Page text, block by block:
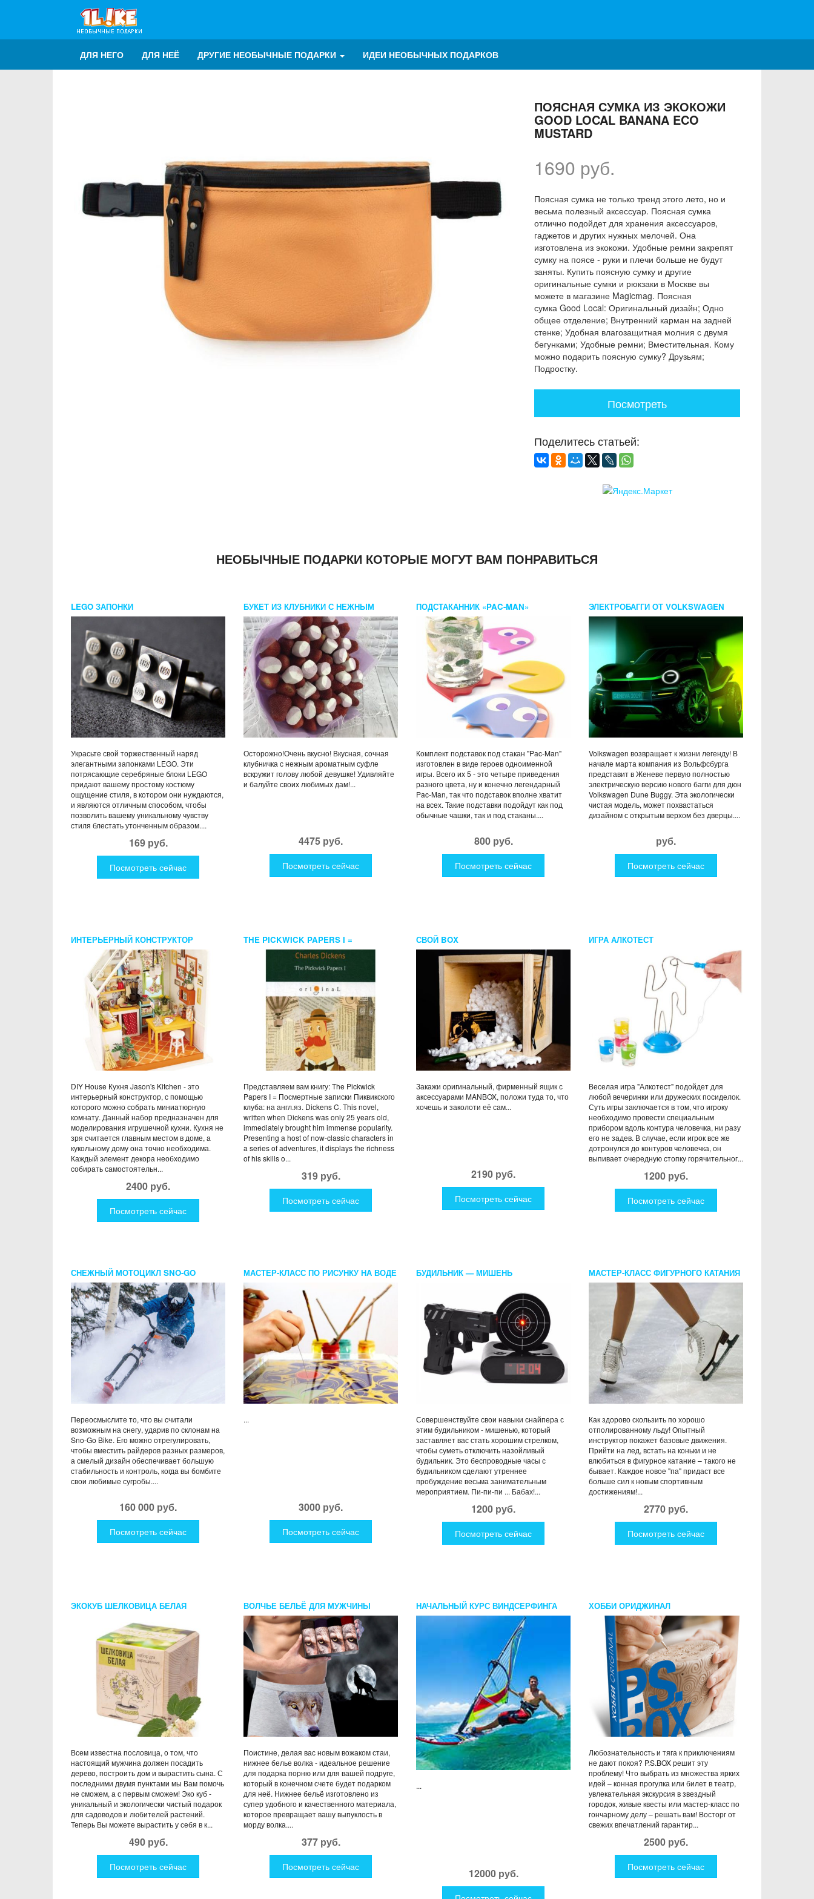
ДЛЯ НЕГО ДЛЯ НЕЁ ДРУГИЕ НЕОБЫЧНЫЕ ПОДАРКИ ИДЕИ НЕОБЫЧНЫХ ПОДАРКОВ
ПОЯСНАЯ СУМКА ИЗ ЭКОКОЖИ
GOOD LOCAL BANANA ECO
MUSTARD
1690 руб.
Поясная сумка не только тренд этого лето, но и
весьма полезный аксессуар. Поясная сумка
отлично подойдет для хранения аксессуаров,
гаджетов и других нужных мелочей. Она
изготовлена из экокожи. Удобные ремни закрепят
сумку на поясе - руки и плечи больше не будут
заняты. Купить поясную сумку и другие
оригинальные сумки и рюкзаки в Москве вы
можете в магазине Magicmag. Поясная
сумка Good Local: Оригинальный дизайн; Одно
общее отделение; Внутренний карман на задней
стенке; Удобная влагозащитная молния с двумя
бегунками; Удобные ремни; Вместительная. Кому
можно подарить поясную сумку? Друзьям;
Подростку.
Посмотреть
Поделитесь статьей:
НЕОБЫЧНЫЕ ПОДАРКИ КОТОРЫЕ МОГУТ ВАМ ПОНРАВИТЬСЯ
LEGO ЗАПОНКИ
Украсьте свой торжественный наряд
элегантными запонками LEGO. Эти
потрясающие серебряные блоки LEGO
придают вашему простому костюму
ощущение стиля, в котором они нуждаются,
и являются отличным способом, чтобы
позволить вашему уникальному чувству
стиля блестать утонченным образом....
169 руб.
Посмотреть сейчас
БУКЕТ ИЗ КЛУБНИКИ С НЕЖНЫМ
КЛУБНИЧНЫМ СУФЛЕ
Осторожно!Очень вкусно! Вкусная, сочная
клубничка с нежным ароматным суфле
вскружит голову любой девушке! Удивляйте
и балуйте своих любимых дам!...
4475 руб.
Посмотреть сейчас
ПОДСТАКАННИК «PAC-MAN»
Комплект подставок под стакан "Pac-Man"
изготовлен в виде героев одноименной
игры. Всего их 5 - это четыре приведения
разного цвета, ну и конечно легендарный
Pac-Man, так что подставок вполне хватит
на всех. Такие подставки подойдут как под
обычные чашки, так и под стаканы....
800 руб.
Посмотреть сейчас
ЭЛЕКТРОБАГГИ ОТ VOLKSWAGEN
Volkswagen возвращает к жизни легенду! В
начале марта компания из Вольфсбурга
представит в Женеве первую полностью
электрическую версию нового багги для дюн
Volkswagen Dune Buggy. Эта экологически
чистая модель, может похвастаться
дизайном с открытым верхом без дверцы....
руб.
Посмотреть сейчас
ИНТЕРЬЕРНЫЙ КОНСТРУКТОР
JASON’S KITCHEN
DIY House Кухня Jason's Kitchen - это
интерьерный конструктор, с помощью
которого можно собрать миниатюрную
комнату. Данный набор предназначен для
моделирования игрушечной кухни. Кухня не
зря считается главным местом в доме, а
кукольному дому она точно необходима.
Каждый элемент декора необходимо
собирать самостоятельн...
2400 руб.
Посмотреть сейчас
THE PICKWICK PAPERS I =
ПОСМЕРТНЫЕ ЗАПИСКИ
ПИКВИКСКОГО КЛУБА: НА АНГЛ.ЯЗ.
DICKENS C.
Представляем вам книгу: The Pickwick
Papers I = Посмертные записки Пиквикского
клуба: на англ.яз. Dickens C. This novel,
written when Dickens was only 25 years old,
immediately brought him immense popularity.
Presenting a host of now-classic characters in
a series of adventures, it displays the richness
of his skills o...
319 руб.
Посмотреть сейчас
СВОЙ BOX
Закажи оригинальный, фирменный ящик с
аксессуарами MANBOX, положи туда то, что
хочешь и заколоти её сам...
2190 руб.
Посмотреть сейчас
ИГРА АЛКОТЕСТ
Веселая игра "Алкотест" подойдет для
любой вечеринки или дружеских посиделок.
Суть игры заключается в том, что игроку
необходимо провести специальным
прибором вдоль контура человечка, ни разу
его не задев. В случае, если игрок все же
дотронулся до контуров человечка, он
выпивает очередную стопку горячительног...
1200 руб.
Посмотреть сейчас
СНЕЖНЫЙ МОТОЦИКЛ SNO-GO
Переосмыслите то, что вы считали
возможным на снегу, ударив по склонам на
Sno-Go Bike. Его можно отрегулировать,
чтобы вместить райдеров разных размеров,
а смелый дизайн обеспечивает большую
стабильность и контроль, когда вы бомбите
свои любимые сугробы....
160 000 руб.
Посмотреть сейчас
МАСТЕР-КЛАСС ПО РИСУНКУ НА ВОДЕ
(ЭБРУ)
...
3000 руб.
Посмотреть сейчас
БУДИЛЬНИК — МИШЕНЬ
Совершенствуйте свои навыки снайпера с
этим будильником - мишенью, который
заставляет вас стать хорошим стрелком,
чтобы суметь отключить назойливый
будильник. Это беспроводные часы с
будильником сделают утреннее
пробуждение весьма занимательным
мероприятием. Пи-пи-пи ... Бабах!...
1200 руб.
Посмотреть сейчас
МАСТЕР-КЛАСС ФИГУРНОГО КАТАНИЯ
Как здорово скользить по хорошо
отполированному льду! Опытный
инструктор покажет базовые движения.
Прийти на лед, встать на коньки и не
влюбиться в фигурное катание – такого не
бывает. Каждое новое "па" придаст все
больше сил к новым спортивным
достижениям!...
2770 руб.
Посмотреть сейчас
ЭКОКУБ ШЕЛКОВИЦА БЕЛАЯ
Всем известна пословица, о том, что
настоящий мужчина должен посадить
дерево, построить дом и вырастить сына. С
последними двумя пунктами мы Вам помочь
не сможем, а с первым сможем! Эко куб -
уникальный и экологически чистый подарок
для садоводов и любителей растений.
Теперь Вы можете вырастить у себя в к...
490 руб.
Посмотреть сейчас
ВОЛЧЬЕ БЕЛЬЁ ДЛЯ МУЖЧИНЫ
Поистине, делая вас новым вожаком стаи,
нижнее белье волка - идеальное решение
для подарка порню или для вашей подруге,
который в конечном счете будет подарком
для неё. Нижнее бельё изготовлено из
супер удобного и качественного материала,
которое превращает вашу выпуклость в
морду волка....
377 руб.
Посмотреть сейчас
НАЧАЛЬНЫЙ КУРС ВИНДСЕРФИНГА
...
12000 руб.
ХОББИ ОРИДЖИНАЛ
Любознательность и тяга к приключениям
не дают покоя? P.S.BOX решит эту
проблему! Что выбрать из множества ярких
идей – конная прогулка или билет в театр,
увлекательная экскурсия в звездный
городок, живые квесты или мастер-класс по
гончарному делу – решать вам! Восторг от
свежих впечатлений гарантир...
2500 руб.
Посмотреть сейчас